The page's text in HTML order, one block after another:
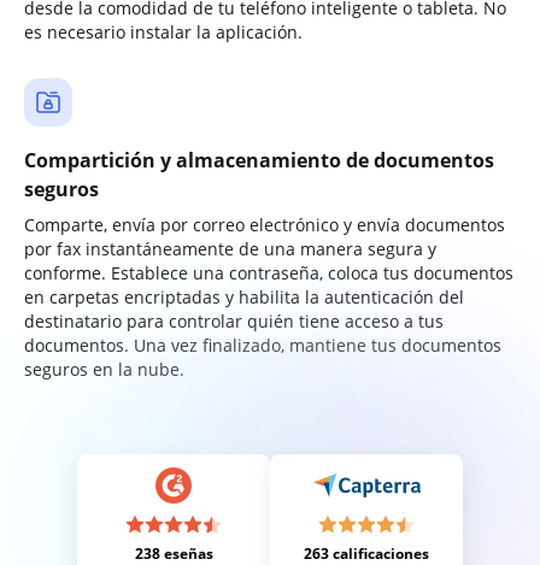
desde la comodidad de tu teléfono inteligente o tableta. No
es necesario instalar la aplicación.
Compartición y almacenamiento de documentos
seguros
Comparte, envía por correo electrónico y envía documentos
por fax instantáneamente de una manera segura y
conforme. Establece una contraseña, coloca tus documentos
en carpetas encriptadas y habilita la autenticación del
destinatario para controlar quién tiene acceso a tus
documentos. Una vez finalizado, mantiene tus documentos
seguros en la nube.
238 eseñas 263 calificaciones